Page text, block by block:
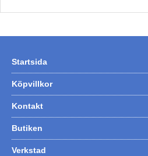
Thule - Lasthållare
LAGERRENSING
Begagnade Motorer & Båtar
Startsida
Köpvillkor
Kontakt
Butiken
Verkstad